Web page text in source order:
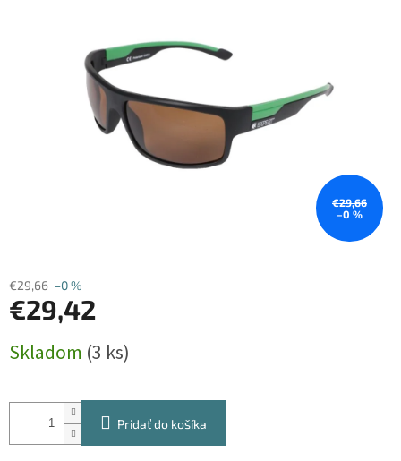
€29,66
–0 %
€29,66 –0 %
€29,42
cena:
Skladom (3 ks)
Pridať do košíka